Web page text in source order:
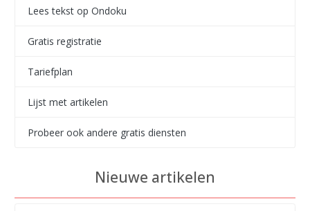
Lees tekst op Ondoku
Gratis registratie
Tariefplan
Lijst met artikelen
Probeer ook andere gratis diensten
Nieuwe artikelen